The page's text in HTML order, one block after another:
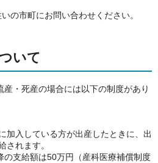
の市町にお問い合わせください。
いて
・死産の場合には以下の制度があり
加入している方が出産したときに、出
れます。
の支給額は50万円（産科医療補償制度